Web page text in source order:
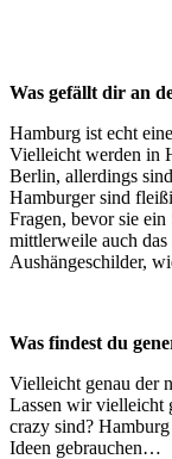
Was gefällt dir an
Hamburg ist echt
Vielleicht werden in
Berlin, allerdings
Hamburger sind
Fragen, bevor sie
mittlerweile auch
Aushängeschilder,
Was findest du
Vielleicht genau der
Lassen wir vielleicht
crazy sind?
Ideen gebrauchen…